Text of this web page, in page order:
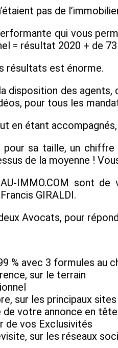
pas de
qui vous
= résultat 2020 + de
résultats est énorme.
disposition des
pour tous les
en étant
pour sa taille, un
de la moyenne !
IMMO.COM sont
GIRALDI.
Avocats, pour
% avec 3 formules au
sur le terrain
sur les principaux
votre annonce en
de vos Exclusivités
sur les réseaux